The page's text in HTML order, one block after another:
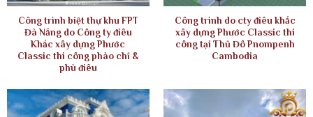
Công trình biệt thự khu FPT
Đà Nẵng do Công ty điêu
Khắc xây dựng Phước
Classic thi công phào chỉ &
phù điêu
Công trình do cty điêu khắc
xây dựng Phước Classic thi
công tại Thủ Đô Pnompenh
Cambodia